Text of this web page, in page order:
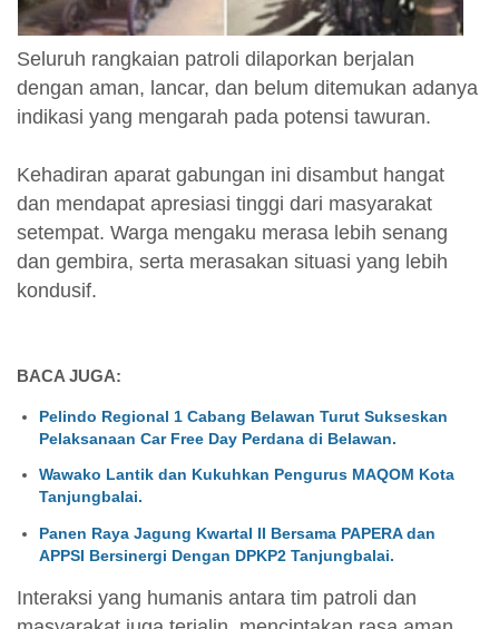
Seluruh rangkaian patroli dilaporkan berjalan
dengan aman, lancar, dan belum ditemukan adanya
indikasi yang mengarah pada potensi tawuran.
Kehadiran aparat gabungan ini disambut hangat
dan mendapat apresiasi tinggi dari masyarakat
setempat. Warga mengaku merasa lebih senang
dan gembira, serta merasakan situasi yang lebih
kondusif.
BACA JUGA:
Pelindo Regional 1 Cabang Belawan Turut Sukseskan
Pelaksanaan Car Free Day Perdana di Belawan.
Wawako Lantik dan Kukuhkan Pengurus MAQOM Kota
Tanjungbalai.
Panen Raya Jagung Kwartal II Bersama PAPERA dan
APPSI Bersinergi Dengan DPKP2 Tanjungbalai.
Interaksi yang humanis antara tim patroli dan